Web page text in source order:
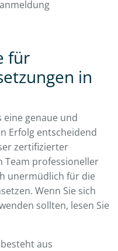
für
in
eine genaue und
Erfolg entscheidend
zertifizierter
Team professioneller
unermüdlich für die
Wenn Sie sich
sollten, lesen Sie
aus